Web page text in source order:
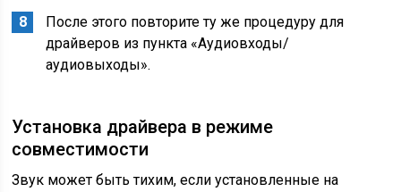
После этого повторите ту же процедуру для
драйверов из пункта «Аудиовходы/
аудиовыходы».
Установка драйвера в режиме
совместимости
Звук может быть тихим, если установленные на